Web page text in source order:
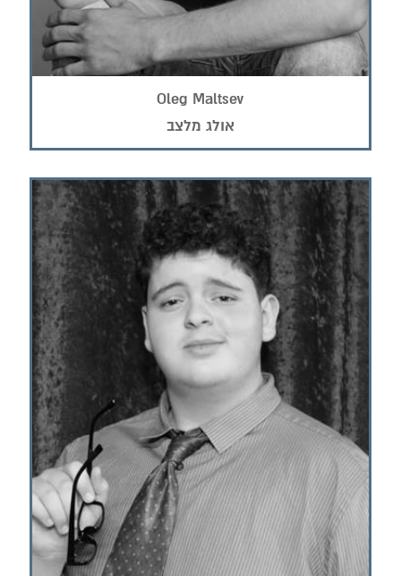
Oleg Maltsev
אולג מלצב